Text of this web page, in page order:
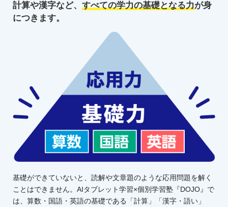
計算や漢字など、 すべての学力の基礎となる力が身
につきます。
基礎ができていないと、読解や文章題のような応用問題を解く
ことはできません。AIタブレット学習×個別学習塾『DOJO』で
は、算数・国語・英語の基礎である「計算」「漢字・語い」